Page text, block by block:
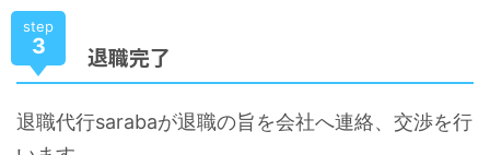
step
3 退職完了
退職代行sarabaが退職の旨を会社へ連絡、交渉を行